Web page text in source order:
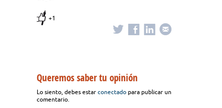
+1
Queremos saber tu opinión
Lo siento, debes estar conectado para publicar un
comentario.